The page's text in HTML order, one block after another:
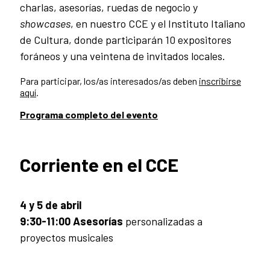
charlas, asesorías, ruedas de negocio y
showcases, en nuestro CCE y el Instituto Italiano
de Cultura, donde participarán 10 expositores
foráneos y una veintena de invitados locales.
Para participar, los/as interesados/as deben inscribirse
aquí.
Programa completo del evento
Corriente en el CCE
4 y 5 de abril
9:30-11:00 Asesorías personalizadas a
proyectos musicales